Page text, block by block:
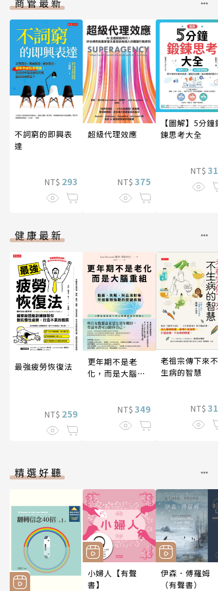
商管最新
不詞窮的即興表
達
NT$ 293
超級代理效應
NT$ 375
【圖解】5分鐘
鍊思考大全
NT$
健康最新
最強疲勞恢復法
NT$ 259
更年期不是老
化，而是大腦重
NT$ 349
老祖宗傳下來不
生病的智慧
NT$
精選好聽
小婦人【有聲
書】
伊森．傅羅姆
（有聲書）